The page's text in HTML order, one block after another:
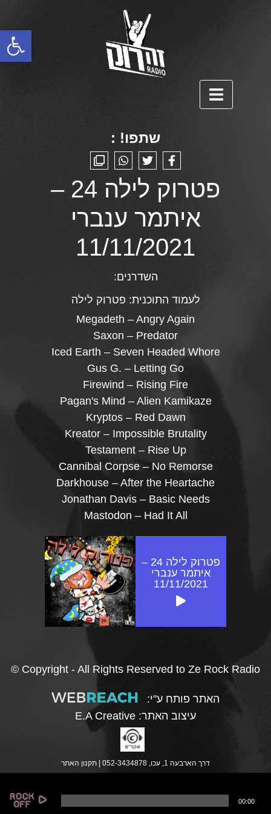
פתח סרגל נגישות
שתפו! :
פטרוק לילה 24 –
איתמר ענברי
11/11/2021
השדרנים:
לעמוד התוכנית: פטרוק לילה
Megadeth – Angry Again
Saxon – Predator
Iced Earth – Seven Headed Whore
Gus G. – Letting Go
Firewind – Rising Fire
Pagan's Mind – Alien Kamikaze
Kryptos – Red Dawn
Kreator – Impossible Brutality
Testament – Rise Up
Cannibal Corpse – No Remorse
Darkhouse – After the Heartache
Jonathan Davis – Basic Needs
Mastodon – Had It All
פטרוק לילה 24 –
איתמר ענברי
11/11/2021
© Copyright - All Rights Reserved to Ze Rock Radio
האתר פותח ע"י:
עיצוב האתר: E.A Creative
דרך הארבעה 1, עכו, 052-3434878 | תקנון האתר
00:00